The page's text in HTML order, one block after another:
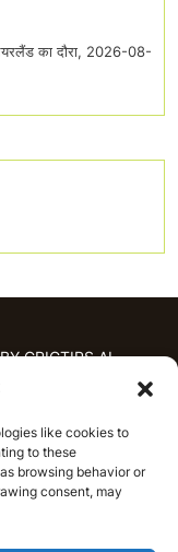
like cookies to
to these
browsing behavior or
consent, may
का दौरा, 2026-08-
CRICTIPS.AI
भविष्यवाणियाँ
भविष्यवाणियाँ